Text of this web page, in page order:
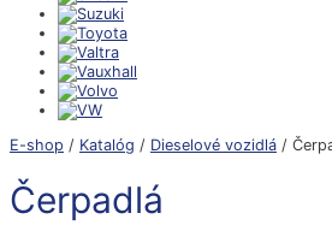
E-shop / Katalóg / Dieselové vozidlá /
Čerpadlá